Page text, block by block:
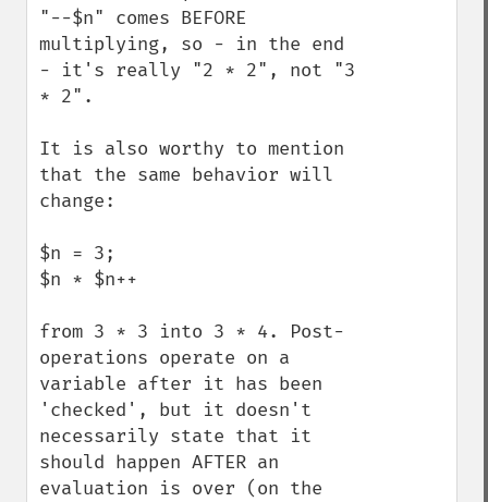
"--$n" comes BEFORE
multiplying, so - in the end
- it's really "2 * 2", not "3
* 2".
It is also worthy to mention
that the same behavior will
change:
$n = 3;
$n * $n++
from 3 * 3 into 3 * 4. Post-
operations operate on a
variable after it has been
'checked', but it doesn't
necessarily state that it
should happen AFTER an
evaluation is over (on the